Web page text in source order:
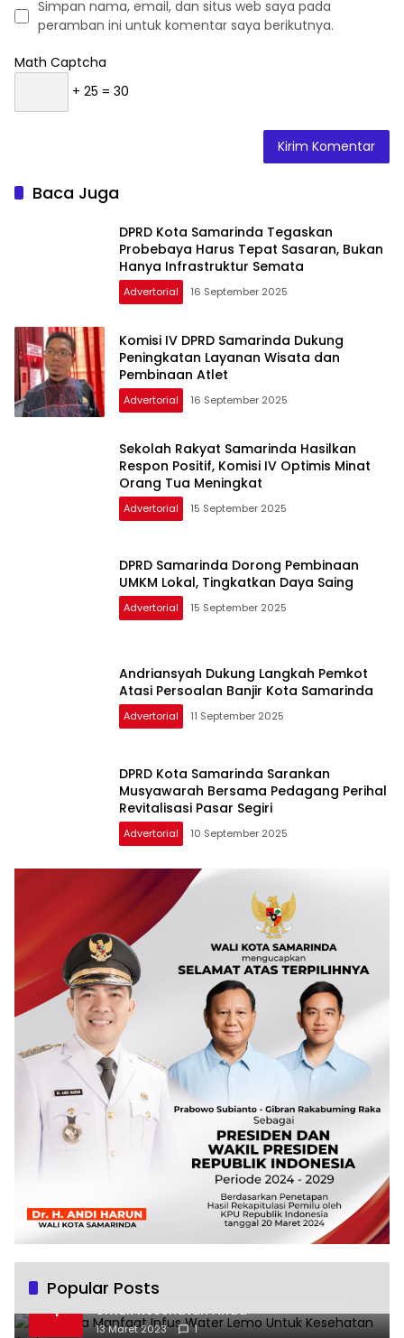
Simpan nama, email, dan situs web saya pada
peramban ini untuk komentar saya berikutnya.
Math Captcha
+ 25 = 30
Baca Juga
DPRD Kota Samarinda Tegaskan
Probebaya Harus Tepat Sasaran, Bukan
Hanya Infrastruktur Semata
Advertorial 16 September 2025
Komisi IV DPRD Samarinda Dukung
Peningkatan Layanan Wisata dan
Pembinaan Atlet
Advertorial 16 September 2025
Sekolah Rakyat Samarinda Hasilkan
Respon Positif, Komisi IV Optimis Minat
Orang Tua Meningkat
Advertorial 15 September 2025
DPRD Samarinda Dorong Pembinaan
UMKM Lokal, Tingkatkan Daya Saing
Advertorial 15 September 2025
Andriansyah Dukung Langkah Pemkot
Atasi Persoalan Banjir Kota Samarinda
Advertorial 11 September 2025
DPRD Kota Samarinda Sarankan
Musyawarah Bersama Pedagang Perihal
Revitalisasi Pasar Segiri
Advertorial 10 September 2025
Popular Posts
1
Beberapa Manfaat Infus Water Lemo
Untuk Kesehatan Anda
13 Maret 2023 1